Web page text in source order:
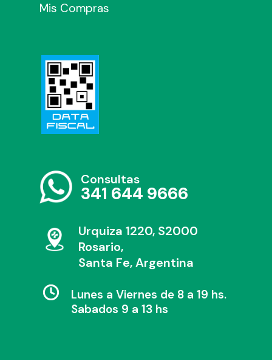
Mis Compras
Consultas
341 644 9666
Urquiza 1220, S2000
Rosario,
Santa Fe, Argentina
Lunes a Viernes de 8 a 19 hs.
Sabados 9 a 13 hs